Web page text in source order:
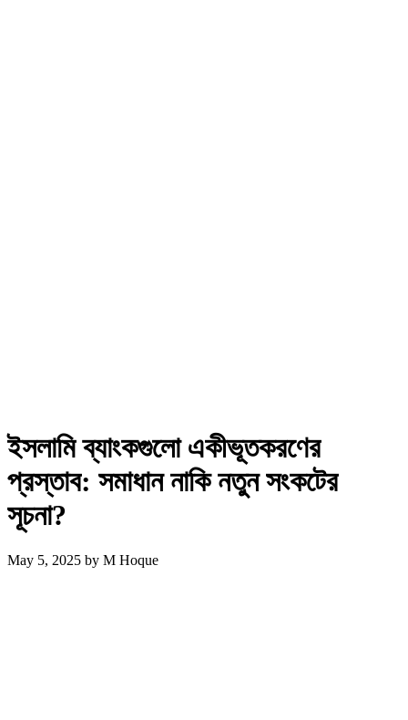
ইসলামি ব্যাংকগুলো একীভূতকরণের
প্রস্তাব: সমাধান নাকি নতুন সংকটের
সূচনা?
May 5, 2025 by M Hoque